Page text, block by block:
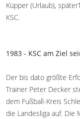
Küpper (Urlaub),
KSC.
1983 - KSC am Ziel
Der bis dato größte
Trainer Peter Decker
dem Fußball-Kreis
die Landesliga auf. Die